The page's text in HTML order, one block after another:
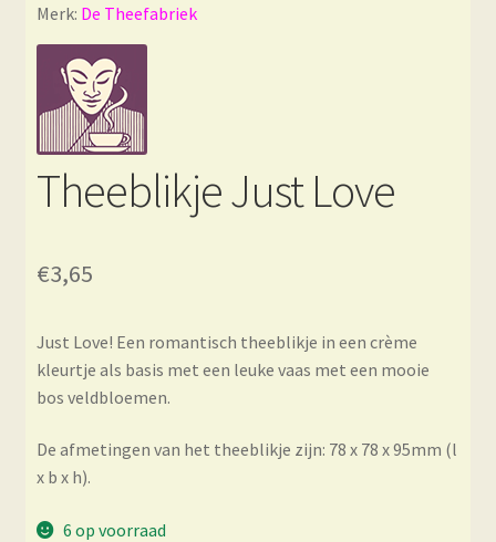
Merk: De Theefabriek
Theeblikje Just Love
€3,65
Just Love! Een romantisch theeblikje in een crème
kleurtje als basis met een leuke vaas met een mooie
bos veldbloemen.
De afmetingen van het theeblikje zijn: 78 x 78 x 95mm (l
x b x h).
6 op voorraad